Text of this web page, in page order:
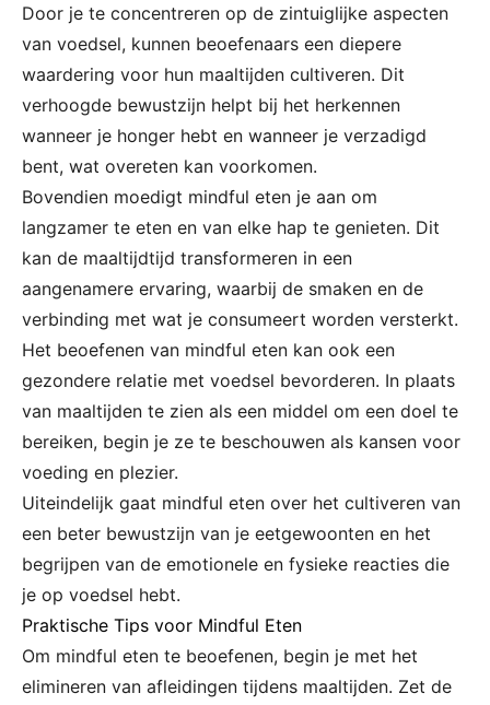
Door je te concentreren op de zintuiglijke aspecten
van voedsel, kunnen beoefenaars een diepere
waardering voor hun maaltijden cultiveren. Dit
verhoogde bewustzijn helpt bij het herkennen
wanneer je honger hebt en wanneer je verzadigd
bent, wat overeten kan voorkomen.
Bovendien moedigt mindful eten je aan om
langzamer te eten en van elke hap te genieten. Dit
kan de maaltijdtijd transformeren in een
aangenamere ervaring, waarbij de smaken en de
verbinding met wat je consumeert worden versterkt.
Het beoefenen van mindful eten kan ook een
gezondere relatie met voedsel bevorderen. In plaats
van maaltijden te zien als een middel om een doel te
bereiken, begin je ze te beschouwen als kansen voor
voeding en plezier.
Uiteindelijk gaat mindful eten over het cultiveren van
een beter bewustzijn van je eetgewoonten en het
begrijpen van de emotionele en fysieke reacties die
je op voedsel hebt.
Praktische Tips voor Mindful Eten
Om mindful eten te beoefenen, begin je met het
elimineren van afleidingen tijdens maaltijden. Zet de